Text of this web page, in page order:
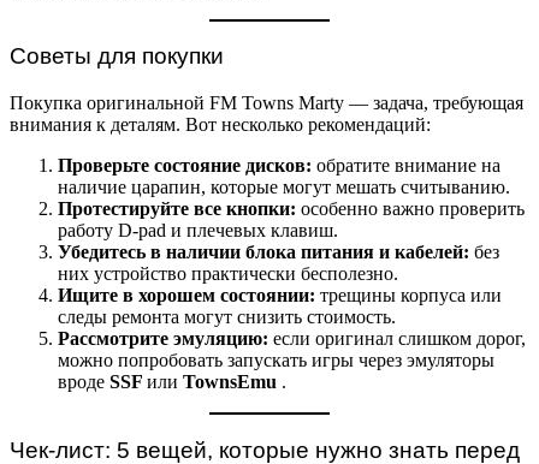
Советы для покупки
Покупка оригинальной FM Towns Marty — задача, требующая
внимания к деталям. Вот несколько рекомендаций:
Проверьте состояние дисков: обратите внимание на
наличие царапин, которые могут мешать считыванию.
Протестируйте все кнопки: особенно важно проверить
работу D-pad и плечевых клавиш.
Убедитесь в наличии блока питания и кабелей: без
них устройство практически бесполезно.
Ищите в хорошем состоянии: трещины корпуса или
следы ремонта могут снизить стоимость.
Рассмотрите эмуляцию: если оригинал слишком дорог,
можно попробовать запускать игры через эмуляторы
вроде SSF или TownsEmu .
Чек-лист: 5 вещей, которые нужно знать перед